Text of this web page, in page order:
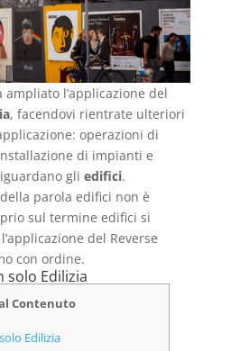
ampliato l’applicazione del
, facendovi rientrate ulteriori
operazioni di
di impianti e
gli edifici.
parola edifici non è
sul termine edifici si
del Reverse
con ordine.
solo Edilizia
Contenuto
Edilizia